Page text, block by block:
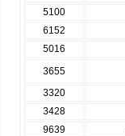
5100
6152
5016
3655
3320
3428
9639